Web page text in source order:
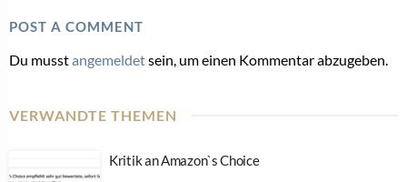
POST A COMMENT
Du musstangemeldetsein, um einen Kommentar abzugeben.
VERWANDTE THEMEN
Kritik an Amazon`s Choice